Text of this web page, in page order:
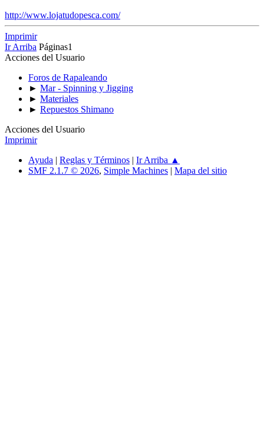
http://www.lojatudopesca.com/
Imprimir
Ir Arriba Páginas1
Acciones del Usuario
Foros de Rapaleando
► Mar - Spinning y Jigging
► Materiales
► Repuestos Shimano
Acciones del Usuario
Imprimir
Ayuda | Reglas y Términos | Ir Arriba ▲
SMF 2.1.7 © 2026, Simple Machines | Mapa del sitio